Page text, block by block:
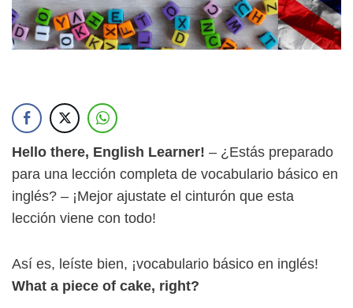
Hello there, English Learner! – ¿Estás preparado
para una lección completa de vocabulario básico en
inglés? – ¡Mejor ajustate el cinturón que esta
lección viene con todo!
Así es, leíste bien, ¡vocabulario básico en inglés!
What a piece of cake, right?